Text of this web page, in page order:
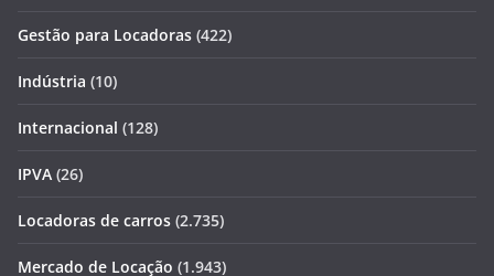
Gestão para Locadoras (422)
Indústria (10)
Internacional (128)
IPVA (26)
Locadoras de carros (2.735)
Mercado de Locação (1.943)